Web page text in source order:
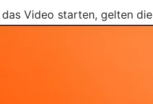
Video starten, gelten die